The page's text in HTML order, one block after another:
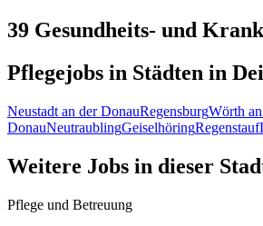
39 Gesundheits- und
Pflegejobs in Städten in
Neustadt an der DonauRegensburgWörth
DonauNeutraublingGeiselhöringRegenstauf
Weitere Jobs in dieser
Pflege und Betreuung